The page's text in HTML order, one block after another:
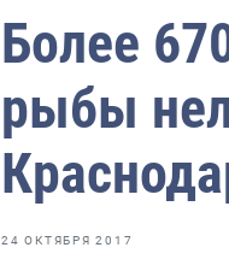
литература
экспедиция
Более
рыбы
24 ОКТЯБРЯ 2017